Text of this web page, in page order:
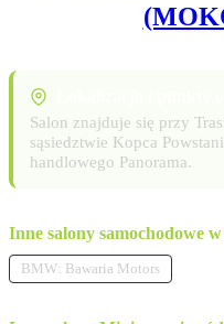
Salon znajduje się przy
sąsiedztwie Kopca
handlowego Panorama.
Inne salony samochodowe
BMW: Bawaria Motors